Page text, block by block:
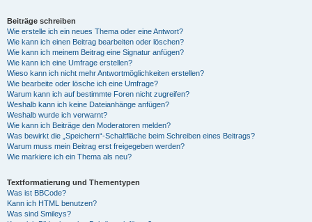
Beiträge schreiben
Wie erstelle ich ein neues Thema oder eine Antwort?
Wie kann ich einen Beitrag bearbeiten oder löschen?
Wie kann ich meinem Beitrag eine Signatur anfügen?
Wie kann ich eine Umfrage erstellen?
Wieso kann ich nicht mehr Antwortmöglichkeiten erstellen?
Wie bearbeite oder lösche ich eine Umfrage?
Warum kann ich auf bestimmte Foren nicht zugreifen?
Weshalb kann ich keine Dateianhänge anfügen?
Weshalb wurde ich verwarnt?
Wie kann ich Beiträge den Moderatoren melden?
Was bewirkt die „Speichern“-Schaltfläche beim Schreiben eines Beitrags?
Warum muss mein Beitrag erst freigegeben werden?
Wie markiere ich ein Thema als neu?
Textformatierung und Thementypen
Was ist BBCode?
Kann ich HTML benutzen?
Was sind Smileys?